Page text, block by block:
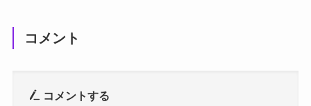
コメント
コメントする